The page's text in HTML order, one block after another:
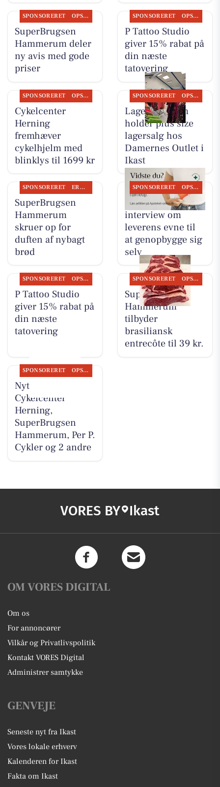
SPONSORERET OPSLAGSTAVLEN
SuperBrugsen
Hammerum deler
ny avis med gode
priser
SPONSORERET OPSLAGSTAVLEN
P Tattoo Studio
giver 15% rabat på
din næste
tatovering
SPONSORERET OPSLAGSTAVLEN
Cykelcenter
Herning
fremhæver
cykelhjelm med
blinklys til 1699 kr
SPONSORERET OPSLAGSTAVLEN
Lagersalg.com
holder plus size
lagersalg hos
Damernes Outlet i
Ikast
SPONSORERET ERHVERV
SuperBrugsen
Hammerum
skruer op for
duften af nybagt
brød
SPONSORERET OPSLAGSTAVLEN
Ikast Apotek deler
interview om
leverens evne til
at genopbygge sig
selv
SPONSORERET OPSLAGSTAVLEN
P Tattoo Studio
giver 15% rabat på
din næste
tatovering
SPONSORERET OPSLAGSTAVLEN
SuperBrugsen
Hammerum
tilbyder
brasiliansk
entrecôte til 39 kr.
SPONSORERET OPSLAGSTAVLEN
Nyt fra
Cykelcenter
Herning,
SuperBrugsen
Hammerum, Per P.
Cykler og 2 andre
VORES BY Ikast
OM VORES DIGITAL
Om os
For annoncører
Vilkår og Privatlivspolitik
Kontakt VORES Digital
Administrer samtykke
GENVEJE
Seneste nyt fra Ikast
Vores lokale erhverv
Kalenderen for Ikast
Fakta om Ikast